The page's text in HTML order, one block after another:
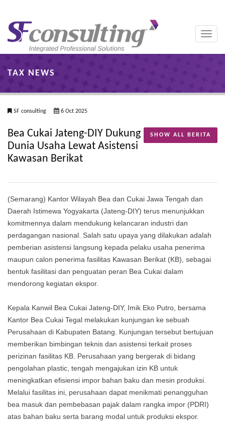
Toggle
TAX NEWS
SF consulting 6 Oct 2025
SHOW ALL BERITA
Bea Cukai Jateng-DIY Dukung
Dunia Usaha Lewat Asistensi
Kawasan Berikat
(Semarang) Kantor Wilayah Bea dan Cukai Jawa Tengah dan
Daerah Istimewa Yogyakarta (Jateng-DIY) terus menunjukkan
komitmennya dalam mendukung kelancaran industri dan
perdagangan nasional. Salah satu upaya yang dilakukan adalah
pemberian asistensi langsung kepada pelaku usaha penerima
maupun calon penerima fasilitas Kawasan Berikat (KB), sebagai
bentuk fasilitasi dan penguatan peran Bea Cukai dalam
mendorong kegiatan ekspor.
Kepala Kanwil Bea Cukai Jateng-DIY, Imik Eko Putro, bersama
Kantor Bea Cukai Tegal melakukan kunjungan ke sebuah
Perusahaan di Kabupaten Batang. Kunjungan tersebut bertujuan
memberikan bimbingan teknis dan asistensi terkait proses
perizinan fasilitas KB. Perusahaan yang bergerak di bidang
pengolahan plastic, tengah mengajukan izin KB untuk
meningkatkan efisiensi impor bahan baku dan mesin produksi.
Melalui fasilitas ini, perusahaan dapat menikmati penangguhan
bea masuk dan pembebasan pajak dalam rangka impor (PDRI)
atas bahan baku serta barang modal untuk produksi ekspor.